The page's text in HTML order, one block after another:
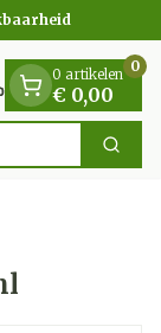
Zoek
0 artikelen
€ 0,00
0